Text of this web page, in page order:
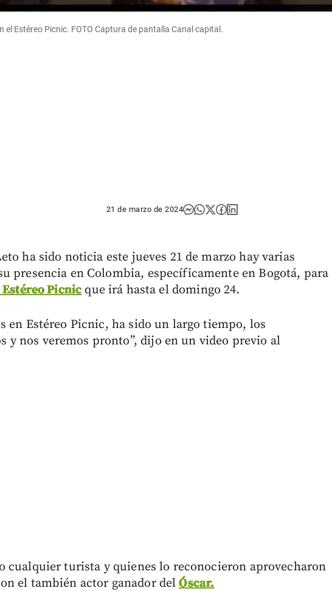
el Estéreo Picnic. FOTO Captura de pantalla Canal capital.
21 de marzo de 2024
ha sido noticia este jueves 21 de marzo hay varias
presencia en Colombia, específicamente en Bogotá, para
Picnicque irá hasta el domingo 24.
en Estéreo Picnic, ha sido un largo tiempo, los
y nos veremos pronto”, dijo en un video previo al
cualquier turista y quienes lo reconocieron aprovecharon
el también actor ganador delÓscar.